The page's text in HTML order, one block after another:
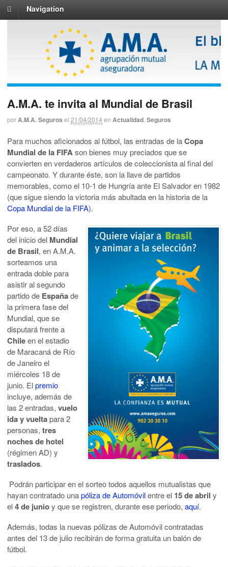
Navigation
A.M.A. te invita al Mundial de Brasil
porA.M.A. Seguros el 21/04/2014 en Actualidad Seguros
Para muchos aficionados al fútbol, las entradas de laCopa
Mundial de la FIFAson bienes muy preciados que se
convierten en verdaderos artículos de coleccionista al final del
campeonato. Y durante éste, son la llave de partidos
memorables, como el 10-1 de Hungría ante El Salvador en 1982
(que sigue siendo la victoria más abultada en la historia de la
Copa Mundial de la FIFA).
Por eso, a 52 días
del inicio del Mundial
de Brasil, en A.M.A.
sorteamos una
entrada doble para
asistir al segundo
partido de Españade
la primera fase del
Mundial, que se
disputará frente a
Chileen el estadio
de Maracaná de Río
de Janeiro el
miércoles 18 de
junio. Elpremio
incluye, además de
las 2 entradas, vuelo
ida y vueltapara 2
personas, tres
noches de hotel
(régimen AD) y
traslados.
Podrán participar en el sorteo todos aquellos mutualistas que
hayan contratado unapóliza de Automóvilentre el 15 de abril y
el4 de junioy que se registren, durante ese periodo, aquí.
Además, todas la nuevas pólizas de Automóvil contratadas
antes del 13 de julio recibirán de forma gratuita un balón de
fútbol.